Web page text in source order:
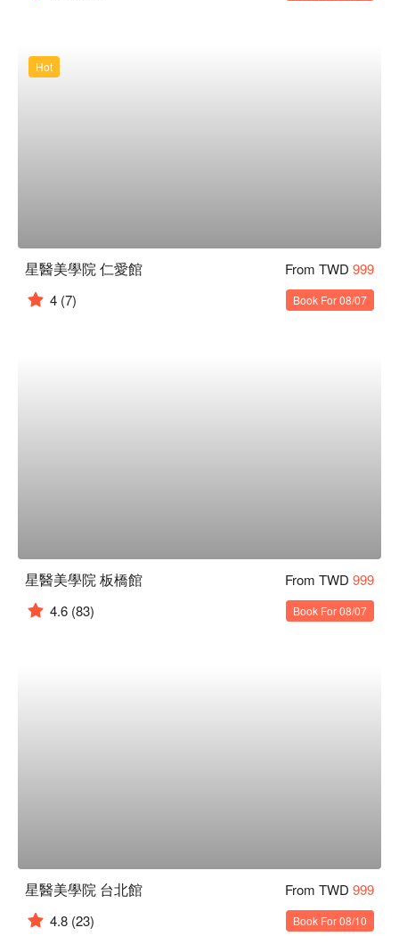
Hot
星醫美學院 仁愛館 From TWD 999
4 (7) Book For 08/07
星醫美學院 板橋館 From TWD 999
4.6 (83) Book For 08/07
星醫美學院 台北館 From TWD 999
4.8 (23) Book For 08/10